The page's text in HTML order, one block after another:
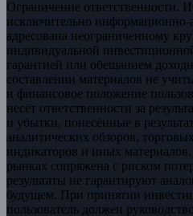
Ограничение ответственности.
исключительно информационно-
адресована неограниченному
индивидуальной
гарантией или обещанием
составлении материалов не
и финансовое положение
несёт ответственности за
и убытки, понесённые в
аналитических обзоров,
индикаторов и иных
рынках сопряжена с риском
результаты не гарантируют
будущем. При принятии
пользователь должен